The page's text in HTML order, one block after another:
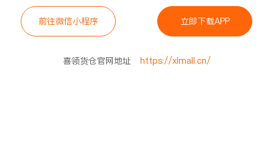
前往微信小程序 立即下载APP
喜领货仓官网地址 https://xlmall.cn/